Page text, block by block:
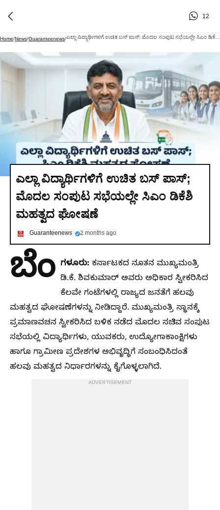
12
Home/News/Guaranteenews/
ಎಲ್ಲಾ ವಿದ್ಯಾರ್ಥಿಗಳಿಗೆ ಉಚಿತ ಬಸ್‌ ಪಾಸ್‌;
ಮೊದಲ ಸಂಪುಟ ಸಭೆಯಲ್ಲೇ ಸಿಎಂ ಡಿಕೆಶಿ
ಮಹತ್ವದ ಘೋಷಣೆ
Guaranteenews 2 months ago
ಬೆಂ ಗಳೂರು: ಕರ್ನಾಟಕದ ನೂತನ ಮುಖ್ಯಮಂತ್ರಿ
ಡಿ.ಕೆ. ಶಿವಕುಮಾರ್ ಅವರು ಅಧಿಕಾರ ಸ್ವೀಕರಿಸಿದ
ಕೆಲವೇ ಗಂಟೆಗಳಲ್ಲಿ ರಾಜ್ಯದ ಜನತೆಗೆ ಹಲವು
ಮಹತ್ವದ ಘೋಷಣೆಗಳನ್ನು ನೀಡಿದ್ದಾರೆ. ಮುಖ್ಯಮಂತ್ರಿ ಸ್ಥಾನಕ್ಕೆ
ಪ್ರಮಾಣವಚನ ಸ್ವೀಕರಿಸಿದ ಬಳಿಕ ನಡೆದ ಮೊದಲ ಸಚಿವ ಸಂಪುಟ
ಸಭೆಯಲ್ಲಿ ವಿದ್ಯಾರ್ಥಿಗಳು, ಯುವಕರು, ಉದ್ಯೋಗಾಕಾಂಕ್ಷಿಗಳು
ಹಾಗೂ ಗ್ರಾಮೀಣ ಪ್ರದೇಶಗಳ ಅಭಿವೃದ್ಧಿಗೆ ಸಂಬಂಧಿಸಿದಂತೆ
ಹಲವು ಮಹತ್ವದ ನಿರ್ಧಾರಗಳನ್ನು ಕೈಗೊಳ್ಳಲಾಗಿದೆ.
ADVERTISEMENT